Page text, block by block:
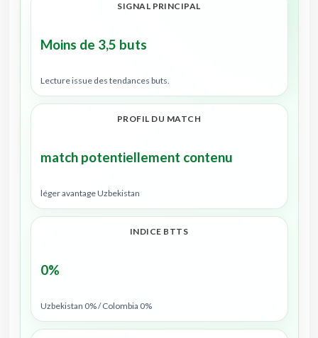
SIGNAL PRINCIPAL
Moins de 3,5 buts
Lecture issue des tendances buts.
PROFIL DU MATCH
match potentiellement contenu
léger avantage Uzbekistan
INDICE BTTS
0%
Uzbekistan 0% / Colombia 0%